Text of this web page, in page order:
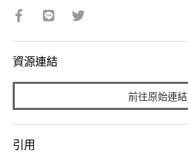
資源連結
前往原始連結
引用